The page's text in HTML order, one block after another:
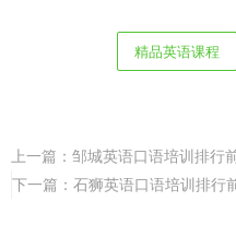
精品英语课程
上一篇： 邹城英语口语培训排行
下一篇： 石狮英语口语培训排行